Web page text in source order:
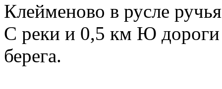
Клейменово в русле
С реки и 0,5 км Ю дороги
берега.